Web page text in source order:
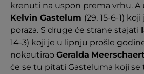
krenuti na uspon prema vrhu. A
Kelvin Gastelum (29, 15-6-1)
poraza. S druge će strane stajati
14-3) koji je u lipnju prošle
nokautirao Geralda
će se tu pitati Gasteluma koji se